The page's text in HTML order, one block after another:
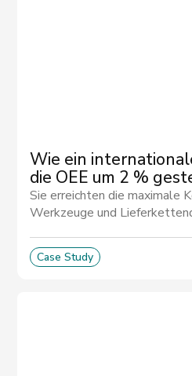
Wie ein
die OEE um 2 %
Sie erreichten die maximale
Werkzeuge und
Case Study